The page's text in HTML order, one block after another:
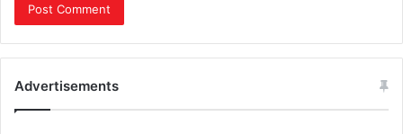
Advertisements